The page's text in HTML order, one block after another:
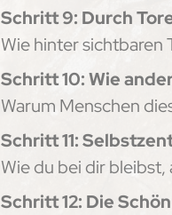
Schritt 9: Durch
Wie hinter sichtbaren
Schritt 10: Wie
Warum Menschen
Schritt 11:
Wie du bei dir
Schritt 12: Die